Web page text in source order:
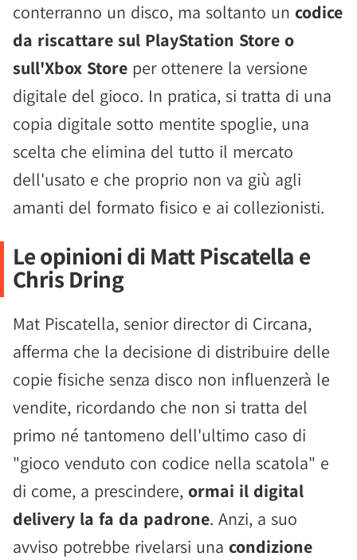
conterranno un disco, ma soltanto un codice
da riscattare sul PlayStation Store o
sull'Xbox Store per ottenere la versione
digitale del gioco. In pratica, si tratta di una
copia digitale sotto mentite spoglie, una
scelta che elimina del tutto il mercato
dell'usato e che proprio non va giù agli
amanti del formato fisico e ai collezionisti.
Le opinioni di Matt Piscatella e
Chris Dring
Mat Piscatella, senior director di Circana,
afferma che la decisione di distribuire delle
copie fisiche senza disco non influenzerà le
vendite, ricordando che non si tratta del
primo né tantomeno dell'ultimo caso di
"gioco venduto con codice nella scatola" e
di come, a prescindere, ormai il digital
delivery la fa da padrone. Anzi, a suo
avviso potrebbe rivelarsi una condizione